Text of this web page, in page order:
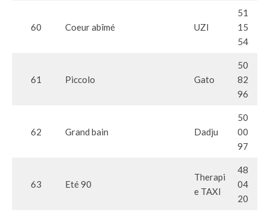
60 Coeur abîmé UZI
51
15
54
61 Piccolo Gato
50
82
96
62 Grand bain Dadju
50
00
97
63 Eté 90
Therapi
e TAXI
48
04
20